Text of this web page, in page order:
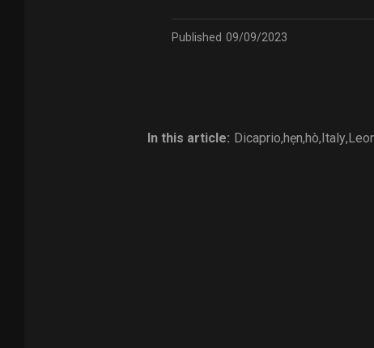
Published 09/09/2023
In this article: Dicaprio,hẹn,hò,Italy,